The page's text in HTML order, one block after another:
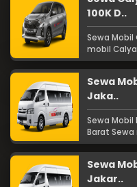
100K D..
Sewa
mobil
Sewa
Jaka..
Sewa Mobil
Barat Sewa
Sewa
Jakar..